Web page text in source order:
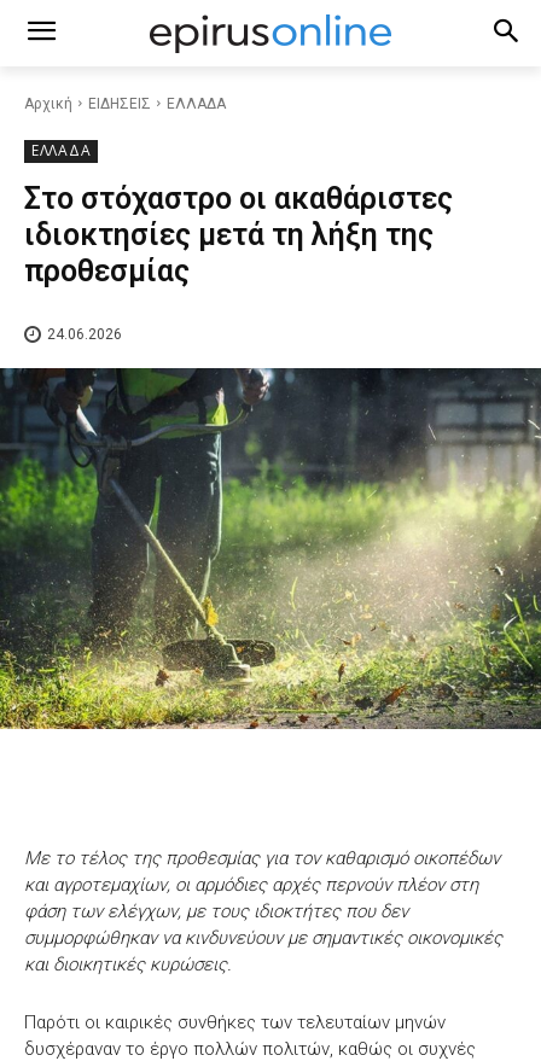
Αρχική ΕΙΔΗΣΕΙΣ ΕΛΛΑΔΑ
ΕΛΛΑΔΑ
Στο στόχαστρο οι ακαθάριστες
ιδιοκτησίες μετά τη λήξη της
προθεσμίας
24.06.2026
Με το τέλος της προθεσμίας για τον καθαρισμό οικοπέδων
και αγροτεμαχίων, οι αρμόδιες αρχές περνούν πλέον στη
φάση των ελέγχων, με τους ιδιοκτήτες που δεν
συμμορφώθηκαν να κινδυνεύουν με σημαντικές οικονομικές
και διοικητικές κυρώσεις.
Παρότι οι καιρικές συνθήκες των τελευταίων μηνών
δυσχέραναν το έργο πολλών πολιτών, καθώς οι συχνές